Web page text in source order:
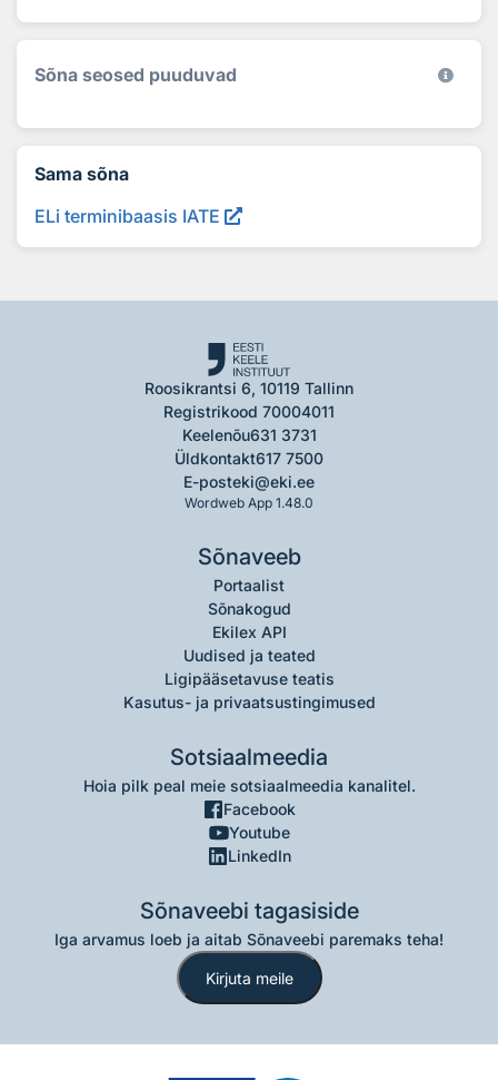
Sõna seosed puuduvad
Sama sõna
ELi terminibaasis IATE
Roosikrantsi 6, 10119 Tallinn
Registrikood 70004011
Keelenõu631 3731
Üldkontakt617 7500
E-posteki@eki.ee
Wordweb App 1.48.0
Sõnaveeb
Portaalist
Sõnakogud
Ekilex API
Uudised ja teated
Ligipääsetavuse teatis
Kasutus- ja privaatsustingimused
Sotsiaalmeedia
Hoia pilk peal meie sotsiaalmeedia kanalitel.
Facebook
Youtube
LinkedIn
Sõnaveebi tagasiside
Iga arvamus loeb ja aitab Sõnaveebi paremaks teha!
Kirjuta meile